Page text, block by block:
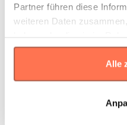
Partner führen diese
weiteren Daten
gesammelt haben.
Alle
* Die Maße sind incm gemäß
angegeben. Eine Abweichung
Toleranz.